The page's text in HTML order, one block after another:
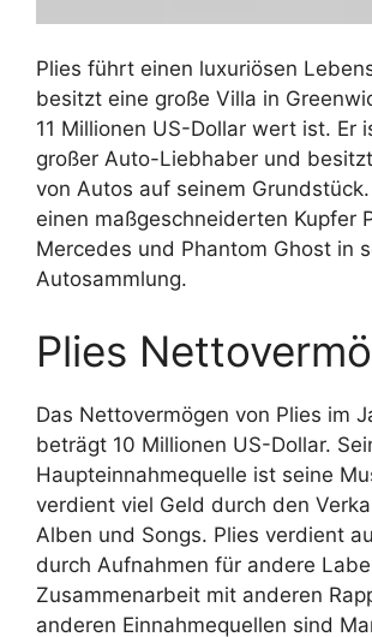
Plies führt einen luxuriösen
besitzt eine große Villa in
11 Millionen US-Dollar wert ist. Er
großer Auto-Liebhaber und
von Autos auf seinem
einen maßgeschneiderten Kupfer
Mercedes und Phantom Ghost in
Autosammlung.
Plies
Das Nettovermögen von Plies im
beträgt 10 Millionen US-Dollar.
Haupteinnahmequelle ist seine
verdient viel Geld durch den
Alben und Songs. Plies verdient
durch Aufnahmen für andere
Zusammenarbeit mit anderen
anderen Einnahmequellen sind